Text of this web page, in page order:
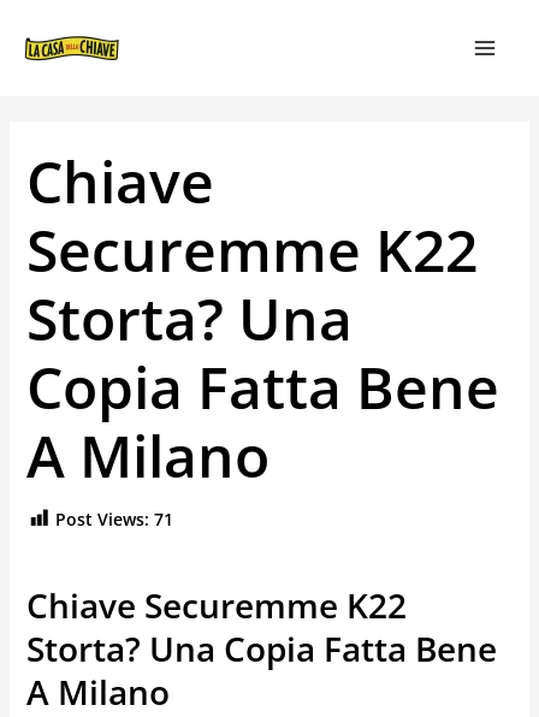
Chiave
Securemme K22
Storta? Una
Copia Fatta Bene
A Milano
Post Views: 71
Chiave Securemme K22
Storta? Una Copia Fatta Bene
A Milano
ARTICOLI